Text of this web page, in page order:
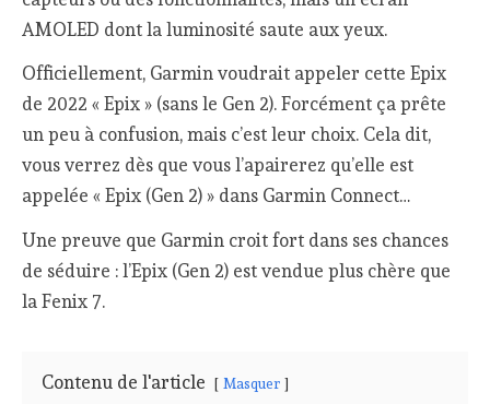
AMOLED dont la luminosité saute aux yeux.
Officiellement, Garmin voudrait appeler cette Epix
de 2022 « Epix » (sans le Gen 2). Forcément ça prête
un peu à confusion, mais c’est leur choix. Cela dit,
vous verrez dès que vous l’apairerez qu’elle est
appelée « Epix (Gen 2) » dans Garmin Connect…
Une preuve que Garmin croit fort dans ses chances
de séduire : l’Epix (Gen 2) est vendue plus chère que
la Fenix 7.
Contenu de l'article Masquer